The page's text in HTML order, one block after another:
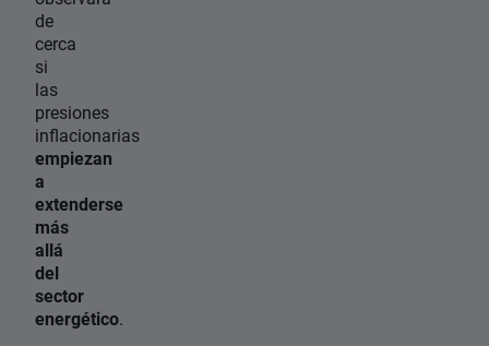
de
cerca
si
las
presiones
inflacionarias
empiezan
a
extenderse
más
allá
del
sector
energético.